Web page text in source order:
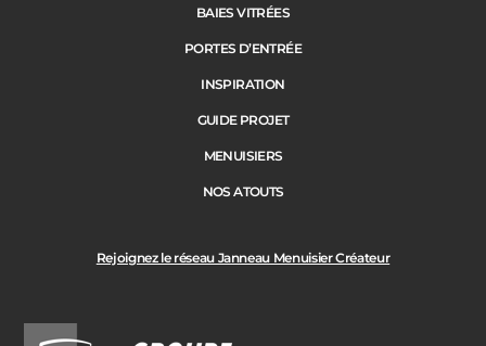
Suivant
Code Postal des travaux
Rejoignez le réseau Janneau Menuisier Créateur
BAIES VITRÉES
PORTES D’ENTRÉE
INSPIRATION
GUIDE PROJET
MENUISIERS
NOS ATOUTS